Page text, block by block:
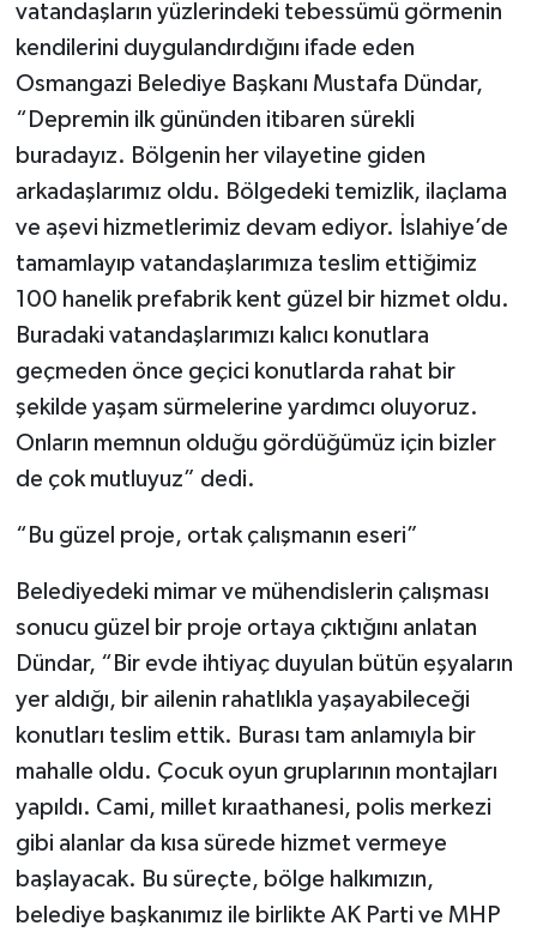
vatandaşların yüzlerindeki tebessümü görmenin
kendilerini duygulandırdığını ifade eden
Osmangazi Belediye Başkanı Mustafa Dündar,
“Depremin ilk gününden itibaren sürekli
buradayız. Bölgenin her vilayetine giden
arkadaşlarımız oldu. Bölgedeki temizlik, ilaçlama
ve aşevi hizmetlerimiz devam ediyor. İslahiye’de
tamamlayıp vatandaşlarımıza teslim ettiğimiz
100 hanelik prefabrik kent güzel bir hizmet oldu.
Buradaki vatandaşlarımızı kalıcı konutlara
geçmeden önce geçici konutlarda rahat bir
şekilde yaşam sürmelerine yardımcı oluyoruz.
Onların memnun olduğu gördüğümüz için bizler
de çok mutluyuz” dedi.
“Bu güzel proje, ortak çalışmanın eseri”
Belediyedeki mimar ve mühendislerin çalışması
sonucu güzel bir proje ortaya çıktığını anlatan
Dündar, “Bir evde ihtiyaç duyulan bütün eşyaların
yer aldığı, bir ailenin rahatlıkla yaşayabileceği
konutları teslim ettik. Burası tam anlamıyla bir
mahalle oldu. Çocuk oyun gruplarının montajları
yapıldı. Cami, millet kıraathanesi, polis merkezi
gibi alanlar da kısa sürede hizmet vermeye
başlayacak. Bu süreçte, bölge halkımızın,
belediye başkanımız ile birlikte AK Parti ve MHP